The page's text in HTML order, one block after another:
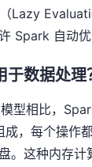
Lazy
Spark 自动
数据处理
型相比，
，每个操作
。这种内存